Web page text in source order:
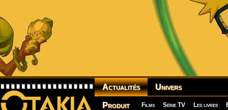
Actualités Univers
Produit Films Série TV Les livres